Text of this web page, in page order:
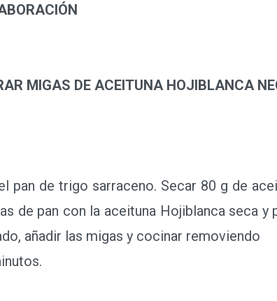
MIGAS DE ACEITUNA HOJIBLANCA
pan de trigo sarraceno. Secar 80 g de
de pan con la aceituna Hojiblanca seca y
añadir las migas y cocinar removiendo